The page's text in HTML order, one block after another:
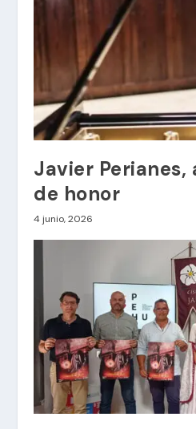
Javier Perianes,
de honor
4 junio, 2026